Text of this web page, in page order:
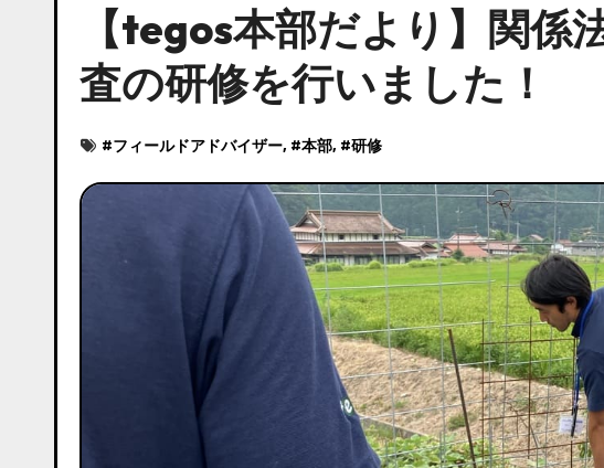
【tegos本部だより】関係
査の研修を行いました！
#フィールドアドバイザー, #本部, #研修